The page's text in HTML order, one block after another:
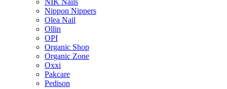
NIK Nails
Nippon Nippers
Olea Nail
Ollin
OPI
Organic Shop
Organic Zone
Oxxi
Pakcare
Pedison